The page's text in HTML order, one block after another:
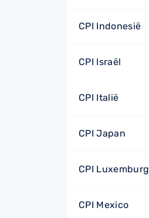
CPI Indonesië
CPI Israël
CPI Italië
CPI Japan
CPI Luxemburg
CPI Mexico